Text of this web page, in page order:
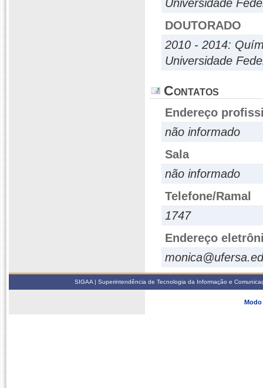
Universidade
DOUTORADO
2010 - 2014:
Universidade
Contatos
Endereço
não informado
Sala
não informado
Telefone/Ramal
1747
Endereço
SIGAA | Superintendência de Tecnologia da Informação e
Modo